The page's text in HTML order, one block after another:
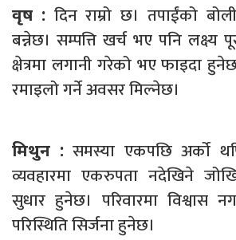
वृष :दिन राम्रो छ। तपाईंको
बन्नेछ। सम्पत्ति खर्च भए पनि लक्ष्य
क्षेत्रमा लगानी गरेको भए फाइदा
रमाइलो गर्ने अवसर मिल्नेछ।
मिथुन : समस्या एकपछि अर्को
व्यवहारमा एकरुपता नदेखिने
सुधार हुनेछ। परिवारमा विश्वास
परिस्थिति सिर्जना हुनेछ।